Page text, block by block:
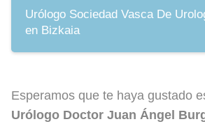
Urólogo Sociedad Vasca De
en Bizkaia
Esperamos que te haya gustado
Urólogo Doctor Juan Ángel